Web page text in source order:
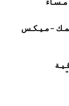
– مـيـكـس